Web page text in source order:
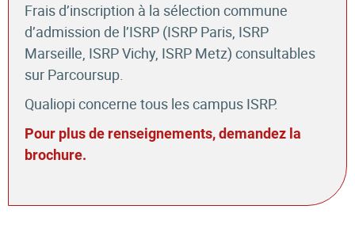
Frais d’inscription à la sélection commune
d’admission de l’ISRP (ISRP Paris, ISRP
Marseille, ISRP Vichy, ISRP Metz) consultables
sur Parcoursup.
Qualiopi concerne tous les campus ISRP.
Pour plus de renseignements, demandez la
brochure.